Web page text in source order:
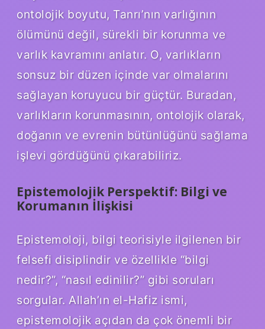
ontolojik boyutu, Tanrı’nın varlığının
ölümünü değil, sürekli bir korunma ve
varlık kavramını anlatır. O, varlıkların
sonsuz bir düzen içinde var olmalarını
sağlayan koruyucu bir güçtür. Buradan,
varlıkların korunmasının, ontolojik olarak,
doğanın ve evrenin bütünlüğünü sağlama
işlevi gördüğünü çıkarabiliriz.
Epistemolojik Perspektif: Bilgi ve
Korumanın İlişkisi
Epistemoloji, bilgi teorisiyle ilgilenen bir
felsefi disiplindir ve özellikle “bilgi
nedir?”, “nasıl edinilir?” gibi soruları
sorgular. Allah’ın el-Hafiz ismi,
epistemolojik açıdan da çok önemli bir